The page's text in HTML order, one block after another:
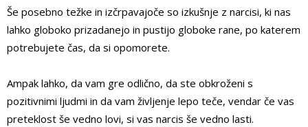
Še posebno težke in izčrpavajoče so izkušnje z narcisi, ki nas
lahko globoko prizadanejo in pustijo globoke rane, po katerem
potrebujete čas, da si opomorete.
Ampak lahko, da vam gre odlično, da ste obkroženi s
pozitivnimi ljudmi in da vam življenje lepo teče, vendar če vas
preteklost še vedno lovi, si vas narcis še vedno lasti.